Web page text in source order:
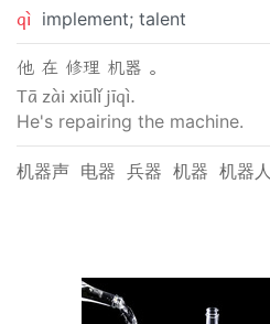
qì implement; talent
他 在 修理 机器 。
Tā zài xiūlǐ jīqì.
He's repairing the machine.
机器声 电器 兵器 机器 机器人